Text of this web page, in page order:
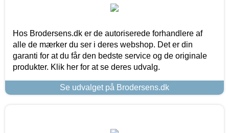
Hos Brodersens.dk er de autoriserede forhandlere af
alle de mærker du ser i deres webshop. Det er din
garanti for at du får den bedste service og de originale
produkter. Klik her for at se deres udvalg.
Se udvalget på Brodersens.dk